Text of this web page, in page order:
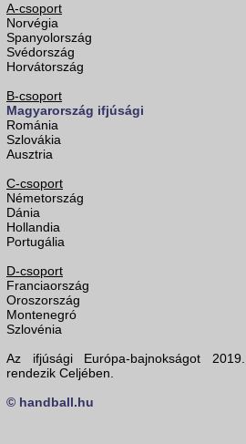
A-csoport
Norvégia
Spanyolország
Svédország
Horvátország
B-csoport
Magyarország ifjúsági
Románia
Szlovákia
Ausztria
C-csoport
Németország
Dánia
Hollandia
Portugália
D-csoport
Franciaország
Oroszország
Montenegró
Szlovénia
Az ifjúsági Európa-bajnokságot
rendezik Celjében.
© handball.hu